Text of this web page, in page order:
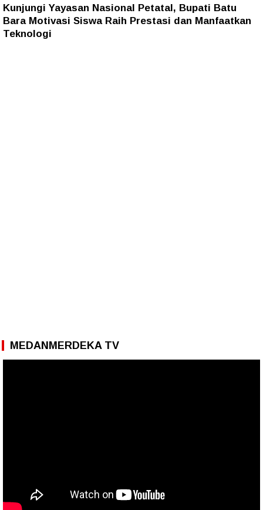
Kunjungi Yayasan Nasional Petatal, Bupati Batu
Bara Motivasi Siswa Raih Prestasi dan Manfaatkan
Teknologi
MEDANMERDEKA TV